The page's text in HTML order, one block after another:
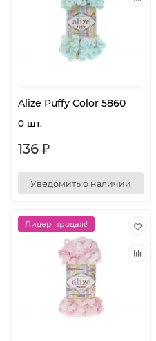
Alize Puffy Color 5860
0 шт.
136 ₽
Уведомить о наличии
Лидер продаж!